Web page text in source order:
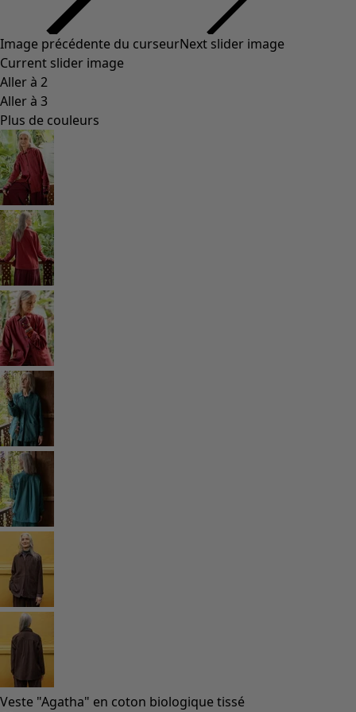
Image précédente du curseurNext slider image
Current slider image
Aller à 2
Aller à 3
Plus de couleurs
Veste "Agatha" en coton biologique tissé